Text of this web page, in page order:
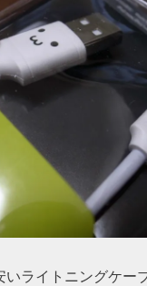
いライトニングケー